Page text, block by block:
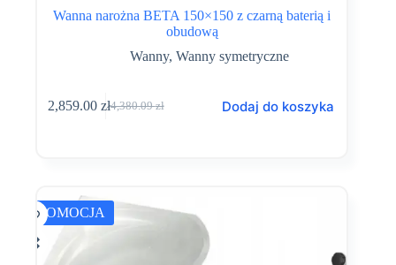
Wanna narożna BETA 150×150 z czarną baterią i
obudową
Wanny,Wanny symetryczne
4,380.09zł
Pierwotna
2,859.00 złAktualna
Dodaj do koszyka
PROMOCJA